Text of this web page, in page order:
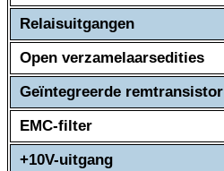
Relaisuitgangen
Open verzamelaarsedities
Geïntegreerde remtransistor
EMC-filter
+10V-uitgang